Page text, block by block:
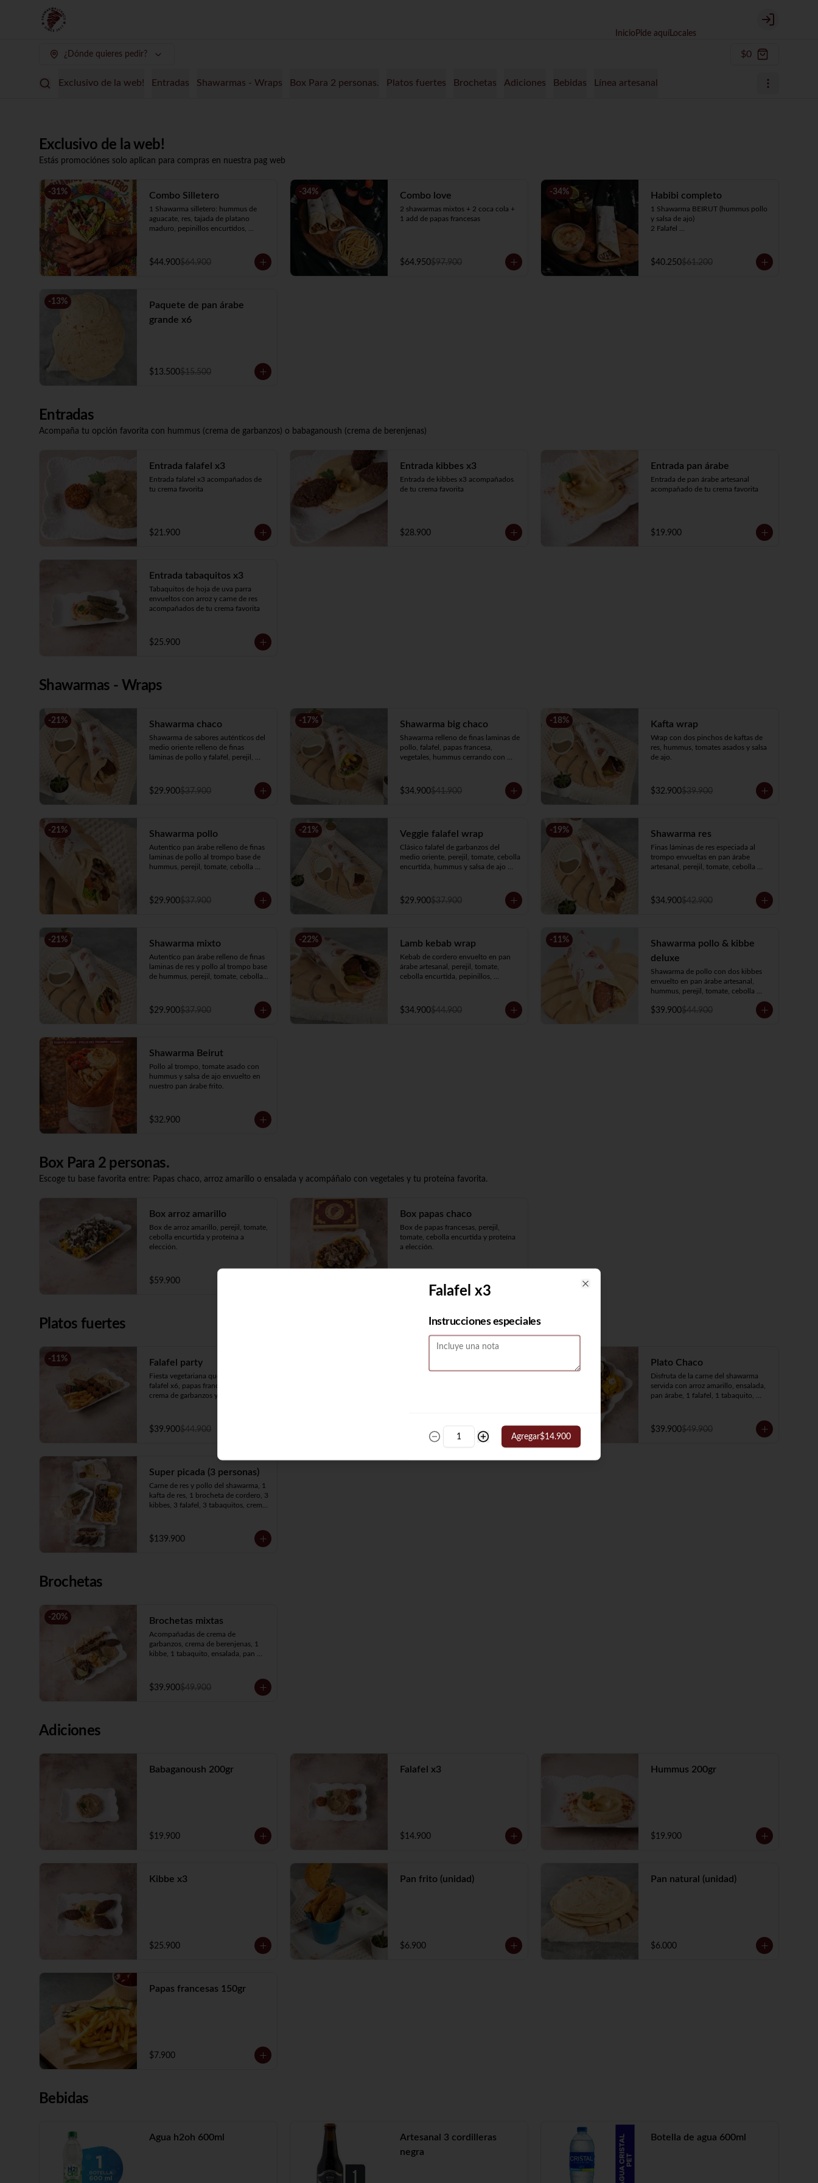
Inicio Pide aquí Locales
Login
¿Dónde quieres pedir? $0
Exclusivo de la web! Entradas Shawarmas - Wraps Box Para 2 personas. Platos fuertes Brochetas Adiciones Bebidas Línea artesanal
Exclusivo de la web!
Estás promociónes solo aplican para compras en nuestra pag web
-31% Combo Silletero
1 Shawarma silletero: hummus de
aguacate, res, tajada de platano
maduro, pepinillos encurtidos,
1 Soda de tamarindo con mango
limon.
$44.900$64.900
-34% Combo love
2 shawarmas mixtos + 2 coca cola +
1 add de papas francesas
$64.950$97.900
-34% Habibi completo
1 Shawarma BEIRUT (hummus pollo
y salsa de ajo)
2 Falafel
$40.250$61.200
-13%
Paquete de pan árabe
grande x6
$13.500$15.500
Entradas
Acompaña tu opción favorita con hummus (crema de garbanzos) o babaganoush (crema de berenjenas)
Entrada falafel x3
Entrada falafel x3 acompañados de
tu crema favorita
$21.900
Entrada kibbes x3
Entrada de kibbes x3 acompañados
de tu crema favorita
$28.900
Entrada pan árabe
Entrada de pan árabe artesanal
acompañado de tu crema favorita
$19.900
Entrada tabaquitos x3
Tabaquitos de hoja de uva parra
envueltos con arroz y carne de res
acompañados de tu crema favorita
$25.900
Shawarmas - Wraps
-21% Shawarma chaco
Shawarma de sabores auténticos del
medio oriente relleno de finas
láminas de pollo y falafel, perejil,
$29.900$37.900
-17% Shawarma big chaco
Shawarma relleno de finas laminas de
pollo, falafel, papas francesa,
vegetales, hummus cerrando con
$34.900$41.900
-18% Kafta wrap
Wrap con dos pinchos de kaftas de
res, hummus, tomates asados y salsa
de ajo.
$32.900$39.900
-21% Shawarma pollo
Autentico pan árabe relleno de finas
laminas de pollo al trompo base de
hummus, perejil, tomate, cebolla
$29.900$37.900
-21% Veggie falafel wrap
Clásico falafel de garbanzos del
medio oriente, perejil, tomate, cebolla
encurtida, hummus y salsa de ajo
$29.900$37.900
-19% Shawarma res
Finas láminas de res especiada al
trompo envueltas en pan árabe
artesanal, perejil, tomate, cebolla
$34.900$42.900
-21% Shawarma mixto
Autentico pan árabe relleno de finas
laminas de res y pollo al trompo base
de hummus, perejil, tomate, cebolla
$29.900$37.900
-22% Lamb kebab wrap
Kebab de cordero envuelto en pan
árabe artesanal, perejil, tomate,
cebolla encurtida, pepinillos,
$34.900$44.900
-11%
Shawarma pollo & kibbe
deluxe
Shawarma de pollo con dos kibbes
envuelto en pan árabe artesanal,
hummus, perejil, tomate, cebolla
$39.900$44.900
Shawarma Beirut
Pollo al trompo, tomate asado con
hummus y salsa de ajo envuelto en
nuestro pan árabe frito.
$32.900
Box Para 2 personas.
Escoge tu base favorita entre: Papas chaco, arroz amarillo o ensalada y acompáñalo con vegetales y tu proteína favorita.
Box arroz amarillo
Box de arroz amarillo, perejil, tomate,
cebolla encurtida y proteína a
elección.
$59.900
Box papas chaco
Box de papas francesas, perejil,
tomate, cebolla encurtida y proteína
a elección.
Platos fuertes
-11% Falafel party
Fiesta vegetariana que contiene
falafel x6, papas francesas, pan árabe,
crema de garbanzos y berenjena.
$39.900$44.900
Plato Chaco
Disfruta de la carne del shawarma
servida con arroz amarillo, ensalada,
pan árabe, 1 falafel, 1 tabaquito,
$39.900$49.900
Super picada (3 personas)
Carne de res y pollo del shawarma, 1
kafta de res, 1 brocheta de cordero, 3
kibbes, 3 falafel, 3 tabaquitos, crema
arroz amarillo.
$139.900
Brochetas
-20% Brochetas mixtas
Acompañadas de crema de
garbanzos, crema de berenjenas, 1
kibbe, 1 tabaquito, ensalada, pan
$39.900$49.900
Adiciones
Babaganoush 200gr
$19.900
Falafel x3
$14.900
Hummus 200gr
$19.900
Kibbe x3
$25.900
Pan frito (unidad)
$6.900
Pan natural (unidad)
$6.000
Papas francesas 150gr
$7.900
Bebidas
Agua h2oh 600ml
Artesanal 3 cordilleras
negra
Botella de agua 600ml
Falafel x3
Instrucciones especiales
Agregar$14.900